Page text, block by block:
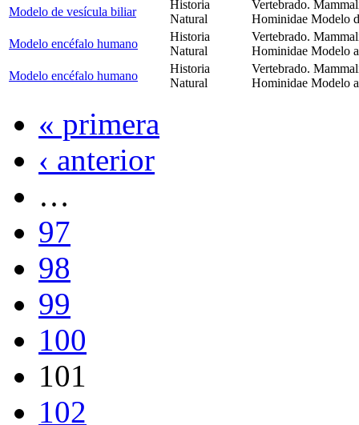
Modelo de vesícula biliar
Historia
Natural
Vertebrado.
Hominidae Modelo
Modelo encéfalo humano
Historia
Natural
Vertebrado.
Hominidae Modelo
Modelo encéfalo humano
Historia
Natural
Vertebrado.
Hominidae Modelo
« primera
‹ anterior
…
97
98
99
100
101
102